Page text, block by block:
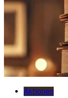
Aktionen